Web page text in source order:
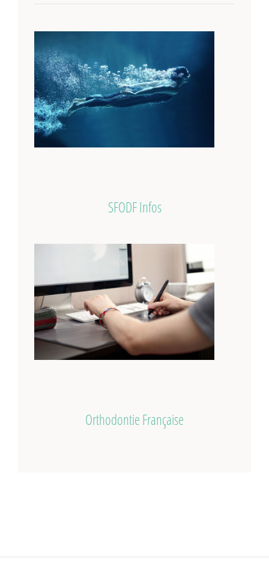
SFODF Infos
Orthodontie Française